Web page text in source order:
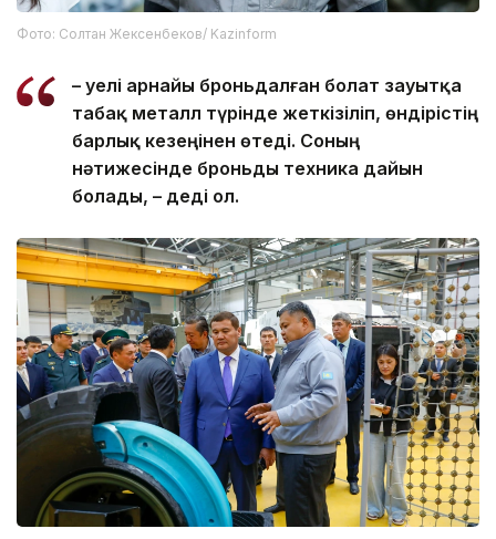
Фото: Солтан Жексенбеков/ Kazinform
– Әуелі арнайы броньдалған болат зауытқа
табақ металл түрінде жеткізіліп, өндірістің
барлық кезеңінен өтеді. Соның
нәтижесінде броньды техника дайын
болады, – деді ол.